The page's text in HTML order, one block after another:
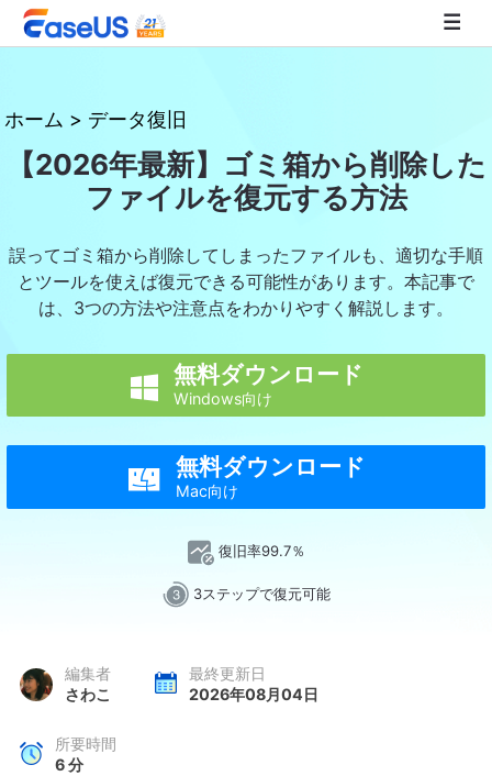
EaseUS
ホーム > データ復旧
【2026年最新】ゴミ箱から削除した
ファイルを復元する方法
誤ってゴミ箱から削除してしまったファイルも、適切な手順
とツールを使えば復元できる可能性があります。本記事で
は、3つの方法や注意点をわかりやすく解説します。
 無料ダウンロード
Windows向け
 無料ダウンロード
Mac向け
復旧率99.7％
3ステップで復元可能
編集者
さわこ
最終更新日
2026年08月04日
所要時間
6分